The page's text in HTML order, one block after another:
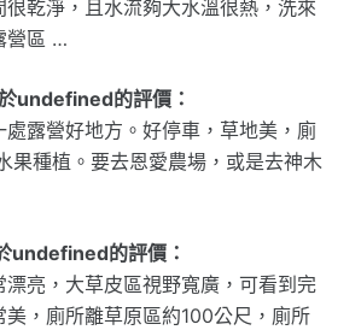
很乾淨，且水流夠大水溫很熱，洗來
營區 …
undefined的評價：
露營好地方。好停車，草地美，廁
果種植。要去恩愛農場，或是去神木
undefined的評價：
漂亮，大草皮區視野寬廣，可看到完
，廁所離草原區約100公尺，廁所